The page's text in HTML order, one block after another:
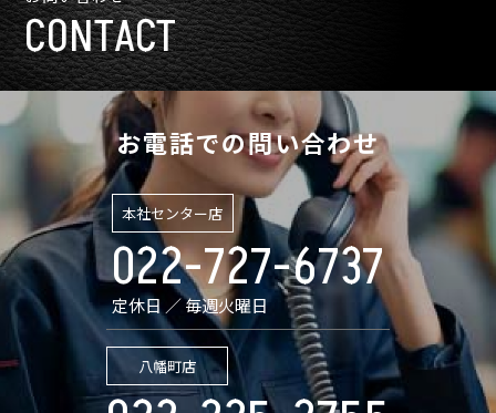
CONTACT
お電話での問い合わせ
本社センター店
022-727-6737
定休日 ／ 毎週火曜日
八幡町店